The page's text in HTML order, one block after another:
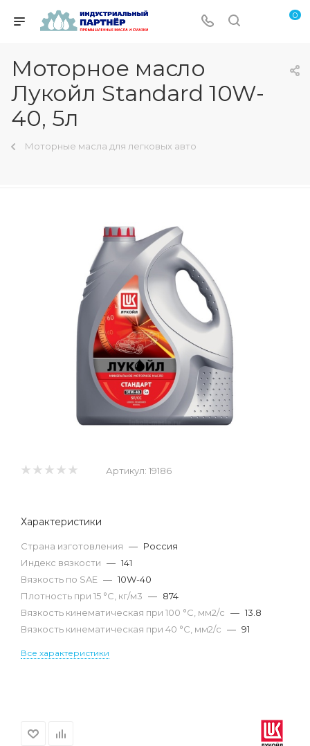
0
Моторное масло
Лукойл Standard 10W-
40, 5л
Моторные масла для легковых авто
Артикул: 19186
Характеристики
Страна изготовления — Россия
Индекс вязкости — 141
Вязкость по SAE — 10W-40
Плотность при 15 °С, кг/м3 — 874
Вязкость кинематическая при 100 °С, мм2/с — 13.8
Вязкость кинематическая при 40 °С, мм2/с — 91
Все характеристики